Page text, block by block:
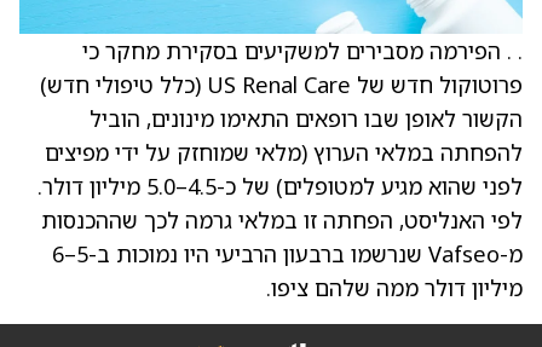
. . הפירמה מסבירים למשקיעים בסקירת מחקר כי
פרוטוקול חדש של US Renal Care (כלל טיפולי חדש)
הקשור לאופן שבו רופאים התאימו מינונים, הוביל
להפחתה במלאי הערוץ (מלאי שמוחזק על ידי מפיצים
לפני שהוא מגיע למטופלים) של כ-4.5–5.0 מיליון דולר.
לפי האנליסט, הפחתה זו במלאי גרמה לכך שההכנסות
מ-Vafseo שנרשמו ברבעון הרביעי היו נמוכות ב-5–6
מיליון דולר ממה שלהם ציפו.